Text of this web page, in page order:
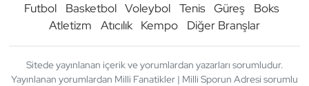
Futbol Basketbol Voleybol Tenis Güreş
Boks
Atletizm
Atıcılık Kempo Diğer Branşlar
Sitede yayınlanan içerik ve yorumlardan yazarları sorumludur.
Yayınlanan yorumlardan Milli Fanatikler | Milli Sporun Adresi sorumlu